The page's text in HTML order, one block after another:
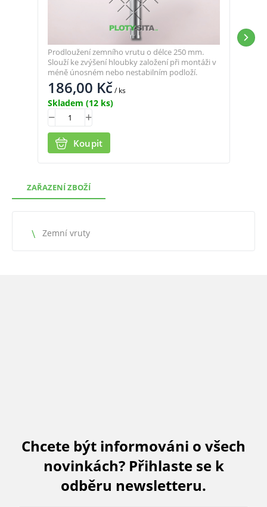
186,00 Kč / ks
Skladem (12 ks)
Koupit
Prodloužení zemního vrutu o délce 250 mm.
Slouží ke zvýšení hloubky založení při montáži v
méně únosném nebo nestabilním podloží.
ZAŘAZENÍ ZBOŽÍ
Zemní vruty
Chcete být informováni o všech
novinkách? Přihlaste se k
odběru newsletteru.